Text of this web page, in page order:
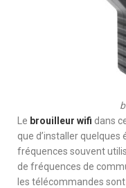
Le brouilleur wifi dans
que d’installer quelques
fréquences souvent
de fréquences de
les télécommandes sont